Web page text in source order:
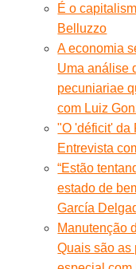
É o
Belluzzo
A economia
Uma análise
pecuniariae
com Luiz
"O 'déficit' da
Entrevista
“Estão
estado de
García
Manutenção
Quais são as